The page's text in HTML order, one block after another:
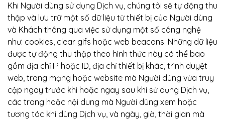
Khi Người dùng sử dụng Dịch vụ, chúng tôi sẽ tự động thu
thập và lưu trữ một số dữ liệu từ thiết bị của Người dùng
và Khách thông qua việc sử dụng một số công nghệ
như: cookies, clear gifs hoặc web beacons. Những dữ liệu
được tự động thu thập theo hình thức này có thể bao
gồm địa chỉ IP hoặc ID, địa chỉ thiết bị khác, trình duyệt
web, trang mạng hoặc website mà Người dùng vừa truy
cập ngay trước khi hoặc ngay sau khi sử dụng Dịch vụ,
các trang hoặc nội dung mà Người dùng xem hoặc
tương tác khi dùng Dịch vụ, và ngày, giờ, thời gian mà